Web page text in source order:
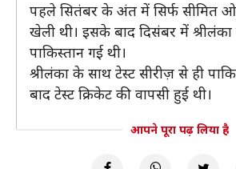
पहले सितंबर के अंत में सिर्फ सीमित
खेली थी। इसके बाद दिसंबर में
पाकिस्तान गई थी।
श्रीलंका के साथ टेस्ट सीरीज़ से ही
बाद टेस्ट क्रिकेट की वापसी हुई थी।
आपने पूरा पढ़ लिया है